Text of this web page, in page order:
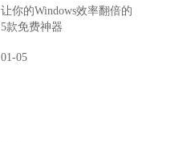
让你的Windows效率翻倍的
5款免费神器
01-05